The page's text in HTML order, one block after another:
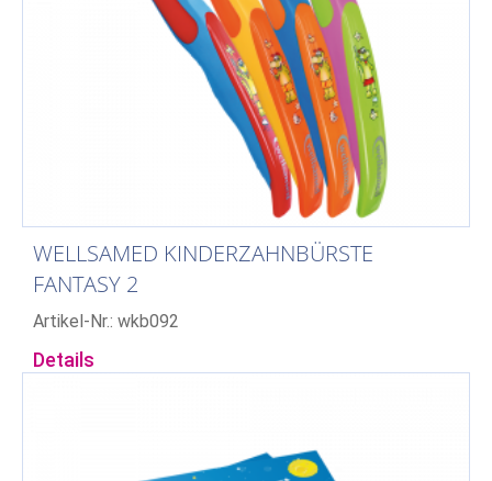
WELLSAMED KINDERZAHNBÜRSTE
FANTASY 2
Artikel-Nr.: wkb092
Details